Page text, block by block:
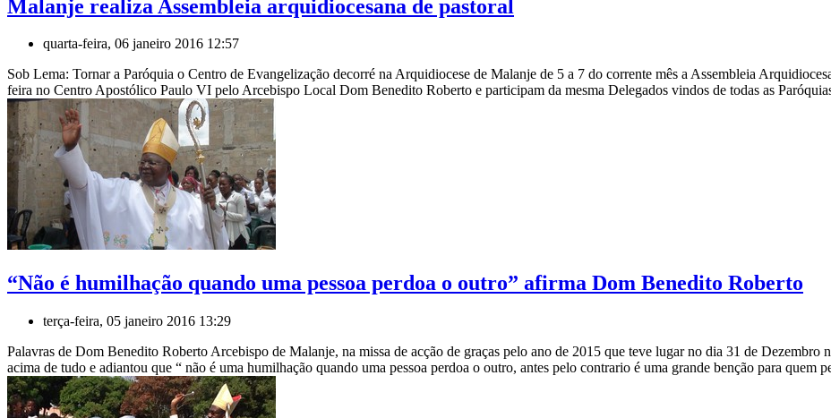
Malanje realiza Assembleia arquidiocesana de pastoral
quarta-feira, 06 janeiro 2016 12:57
Sob Lema: Tornar a Paróquia o Centro de Evangelização decorré na Arquidiocese de Malanje de 5 a 7 do corrente mês a Assembleia
feira no Centro Apostólico Paulo VI pelo Arcebispo Local Dom Benedito Roberto e participam da mesma Delegados vindos de todas as
“Não é humilhação quando uma pessoa perdoa o outro” afirma Dom Benedito Roberto
terça-feira, 05 janeiro 2016 13:29
Palavras de Dom Benedito Roberto Arcebispo de Malanje, na missa de acção de graças pelo ano de 2015 que teve lugar no dia 31 de Dezembro
acima de tudo e adiantou que “ não é uma humilhação quando uma pessoa perdoa o outro, antes pelo contrario é uma grande benção para quem